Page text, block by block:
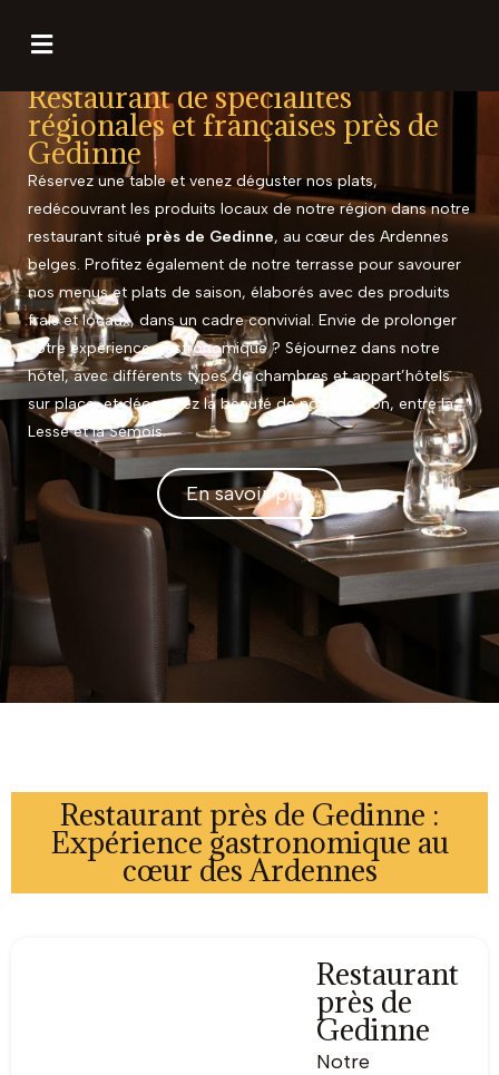
Restaurant de spécialités
régionales et françaises près de
Gedinne
Réservez une table et venez déguster nos plats,
redécouvrant les produits locaux de notre région dans notre
restaurant situé près de Gedinne, au cœur des Ardennes
belges. Profitez également de notre terrasse pour savourer
nos menus et plats de saison, élaborés avec des produits
frais et locaux, dans un cadre convivial. Envie de prolonger
votre expérience gastronomique ? Séjournez dans notre
hôtel, avec différents types de chambres et appart’hôtels
sur place, et découvrez la beauté de notre région, entre la
Lesse et la Semois.
En savoir plus
Restaurant près de Gedinne :
Expérience gastronomique au
cœur des Ardennes
Restaurant
près de
Gedinne
Notre